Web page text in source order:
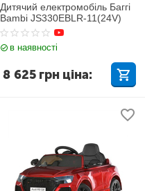
Дитячий електромобіль Баггі
Bambi JS330EBLR-11(24V)
в наявності
8 625 грн ціна: